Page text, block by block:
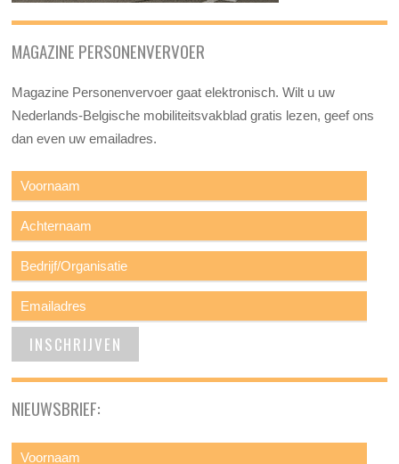
MAGAZINE PERSONENVERVOER
Magazine Personenvervoer gaat elektronisch. Wilt u uw
Nederlands-Belgische mobiliteitsvakblad gratis lezen, geef ons
dan even uw emailadres.
NIEUWSBRIEF: